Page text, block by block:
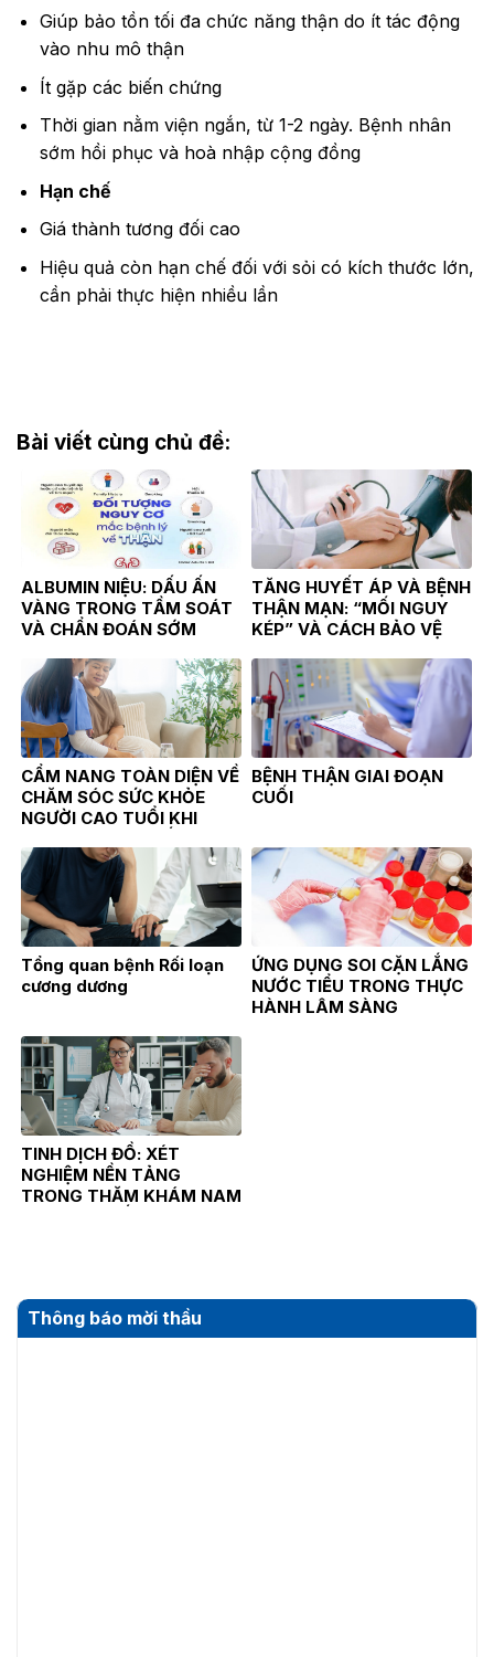
Giúp bảo tồn tối đa chức năng thận do ít tác động
vào nhu mô thận
Ít gặp các biến chứng
Thời gian nằm viện ngắn, từ 1-2 ngày. Bệnh nhân
sớm hồi phục và hoà nhập cộng đồng
Hạn chế
Giá thành tương đối cao
Hiệu quả còn hạn chế đối với sỏi có kích thước lớn,
cần phải thực hiện nhiều lần
Bài viết cùng chủ đề:
ALBUMIN NIỆU: DẤU ẤN
VÀNG TRONG TẦM SOÁT
VÀ CHẨN ĐOÁN SỚM
TĂNG HUYẾT ÁP VÀ BỆNH
THẬN MẠN: “MỐI NGUY
KÉP” VÀ CÁCH BẢO VỆ
THỂ
CẨM NANG TOÀN DIỆN VỀ
CHĂM SÓC SỨC KHỎE
NGƯỜI CAO TUỔI KHI
CHUYÊN KHOA ĐẾN HÀNH
ĐỘNG PHÒNG NGỪA
BỆNH THẬN GIAI ĐOẠN
CUỐI
Tổng quan bệnh Rối loạn
cương dương
ỨNG DỤNG SOI CẶN LẮNG
NƯỚC TIỂU TRONG THỰC
HÀNH LÂM SÀNG
TINH DỊCH ĐỒ: XÉT
NGHIỆM NỀN TẢNG
TRONG THĂM KHÁM NAM
Thông báo mời thầu